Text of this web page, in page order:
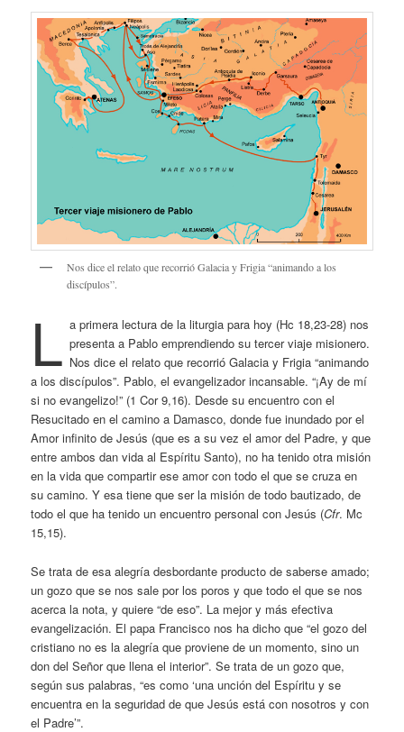
Nos dice el relato que recorrió Galacia y Frigia “animando a los
discípulos”.
L a primera lectura de la liturgia para hoy (Hc 18,23-28) nos
presenta a Pablo emprendiendo su tercer viaje misionero.
Nos dice el relato que recorrió Galacia y Frigia “animando
a los discípulos”. Pablo, el evangelizador incansable. “¡Ay de mí
si no evangelizo!” (1 Cor 9,16). Desde su encuentro con el
Resucitado en el camino a Damasco, donde fue inundado por el
Amor infinito de Jesús (que es a su vez el amor del Padre, y que
entre ambos dan vida al Espíritu Santo), no ha tenido otra misión
en la vida que compartir ese amor con todo el que se cruza en
su camino. Y esa tiene que ser la misión de todo bautizado, de
todo el que ha tenido un encuentro personal con Jesús (Cfr. Mc
15,15).
Se trata de esa alegría desbordante producto de saberse amado;
un gozo que se nos sale por los poros y que todo el que se nos
acerca la nota, y quiere “de eso”. La mejor y más efectiva
evangelización. El papa Francisco nos ha dicho que “el gozo del
cristiano no es la alegría que proviene de un momento, sino un
don del Señor que llena el interior”. Se trata de un gozo que,
según sus palabras, “es como ‘una unción del Espíritu y se
encuentra en la seguridad de que Jesús está con nosotros y con
el Padre’”.